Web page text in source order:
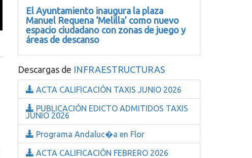
El Ayuntamiento inaugura la plaza
Manuel Requena ‘Melilla’ como nuevo
espacio ciudadano con zonas de juego y
áreas de descanso
Descargas de INFRAESTRUCTURAS
ACTA CALIFICACIÓN TAXIS JUNIO 2026
PUBLICACIÓN EDICTO ADMITIDOS TAXIS
JUNIO 2026
Programa Andaluc�a en Flor
ACTA CALIFICACIÓN FEBRERO 2026